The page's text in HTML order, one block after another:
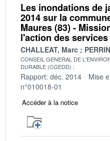
Les inondations de
2014 sur la
Maures (83) -
l'action des
CHALLEAT, Marc
CONSEIL GENERAL DE
DURABLE (CGEDD)
Rapport: déc. 2014 Mise
n°010018-01
Accéder à la notice